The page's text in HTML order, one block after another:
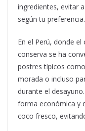
ingredientes, evitar
según tu preferencia.
En el Perú, donde
conserva se ha
postres típicos
morada o incluso
durante el
forma económica y
coco fresco,